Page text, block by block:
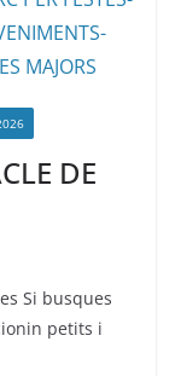
DE
Si busques
petits i